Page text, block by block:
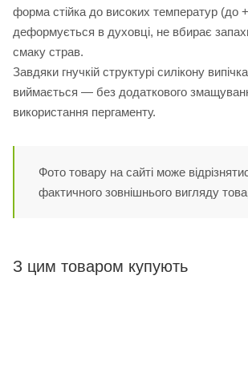
форма стійка до високих температур (до
деформується в духовці, не вбирає
смаку страв.
Завдяки гнучкій структурі силікону
виймається — без додаткового
використання пергаменту.
Фото товару на сайті може
фактичного зовнішнього вигляду
З цим товаром купують